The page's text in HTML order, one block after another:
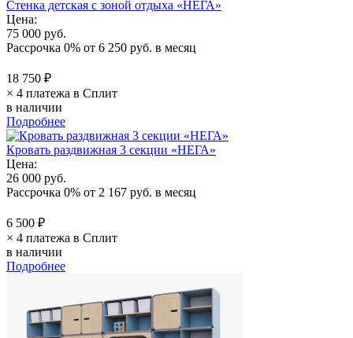
Стенка детская с зоной отдыха «НЕГА»
Цена:
75 000 руб.
Рассрочка 0% от 6 250 руб. в месяц
18 750 ₽
× 4 платежа в Сплит
в наличии
Подробнее
Кровать раздвижная 3 секции «НЕГА»
Цена:
26 000 руб.
Рассрочка 0% от 2 167 руб. в месяц
6 500 ₽
× 4 платежа в Сплит
в наличии
Подробнее